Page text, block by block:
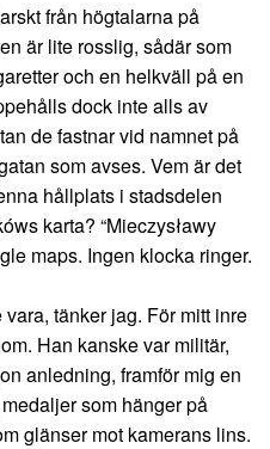
från högtalarna på
är lite rosslig, sådär som
och en helkväll på en
dock inte alls av
de fastnar vid namnet på
som avses. Vem är det
hållplats i stadsdelen
karta? “Mieczysławy
maps. Ingen klocka ringer.
tänker jag. För mitt inre
Han kanske var militär,
anledning, framför mig en
som hänger på
glänser mot kamerans lins.